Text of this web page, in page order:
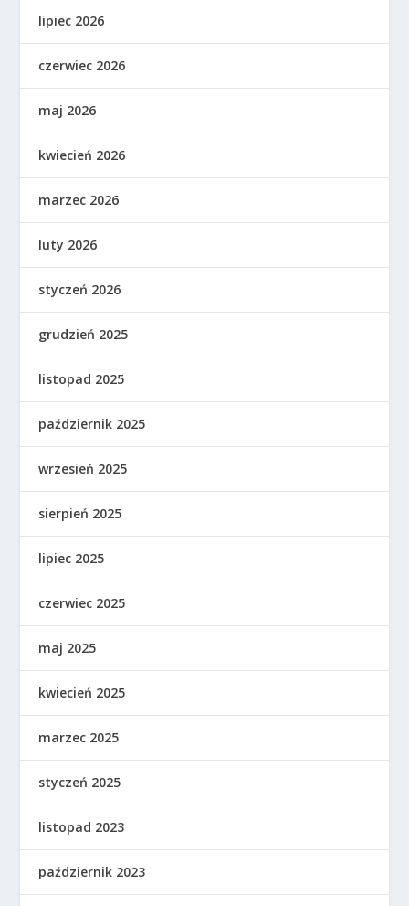
lipiec 2026
czerwiec 2026
maj 2026
kwiecień 2026
marzec 2026
luty 2026
styczeń 2026
grudzień 2025
listopad 2025
październik 2025
wrzesień 2025
sierpień 2025
lipiec 2025
czerwiec 2025
maj 2025
kwiecień 2025
marzec 2025
styczeń 2025
listopad 2023
październik 2023